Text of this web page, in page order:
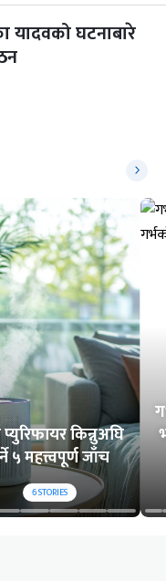
यादवको घटनाबारे
किन्नुअघि
५ महत्त्वपूर्ण जाँच
6STORIES